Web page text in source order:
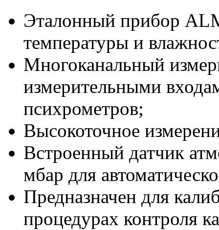
Эталонный прибор
температуры и
Многоканальный
измерительными
психрометров;
Высокоточное
Встроенный датчик
мбар для
Предназначен для
процедурах контроля